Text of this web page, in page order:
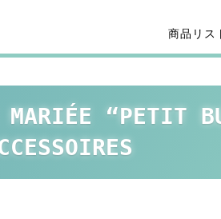
商品リス
“PETIT